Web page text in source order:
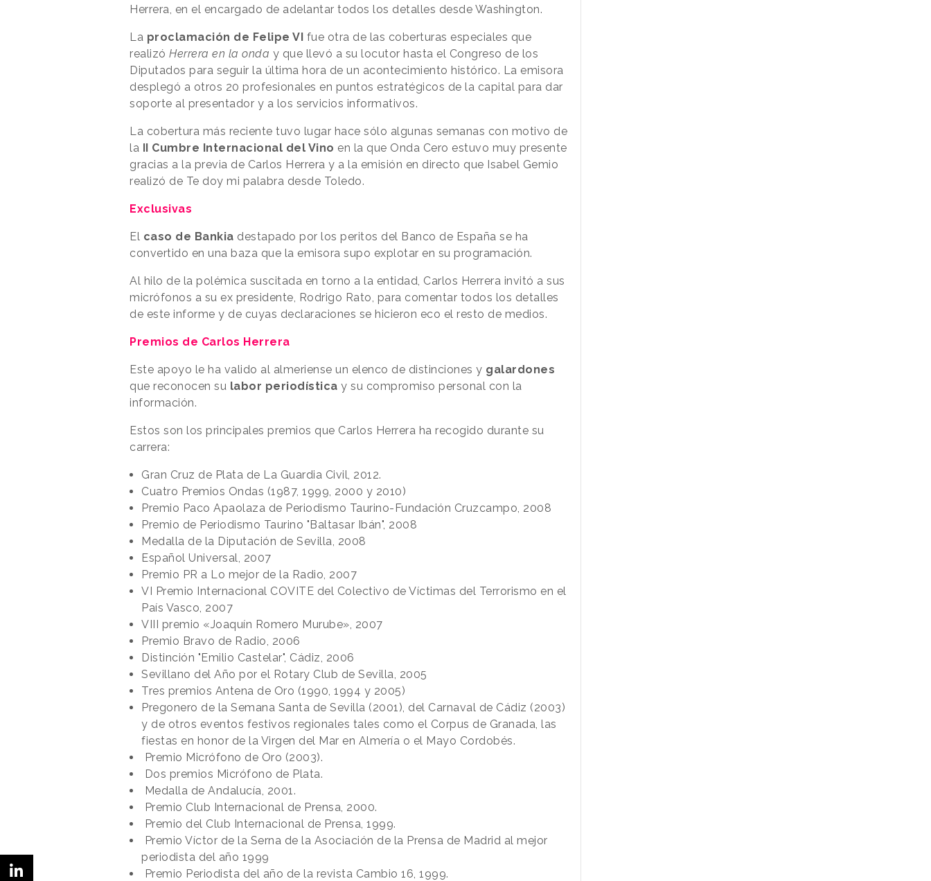
Herrera, en el encargado de adelantar todos los detalles desde Washington.
La proclamación de Felipe VI fue otra de las coberturas especiales que
realizó Herrera en la onda y que llevó a su locutor hasta el Congreso de los
Diputados para seguir la última hora de un acontecimiento histórico. La emisora
desplegó a otros 20 profesionales en puntos estratégicos de la capital para dar
soporte al presentador y a los servicios informativos.
La cobertura más reciente tuvo lugar hace sólo algunas semanas con motivo de
la II Cumbre Internacional del Vino en la que Onda Cero estuvo muy presente
gracias a la previa de Carlos Herrera y a la emisión en directo que Isabel Gemio
realizó de Te doy mi palabra desde Toledo.
Exclusivas
El caso de Bankia destapado por los peritos del Banco de España se ha
convertido en una baza que la emisora supo explotar en su programación.
Al hilo de la polémica suscitada en torno a la entidad, Carlos Herrera invitó a sus
micrófonos a su ex presidente, Rodrigo Rato, para comentar todos los detalles
de este informe y de cuyas declaraciones se hicieron eco el resto de medios.
Premios de Carlos Herrera
Este apoyo le ha valido al almeriense un elenco de distinciones y galardones
que reconocen su labor periodística y su compromiso personal con la
información.
Estos son los principales premios que Carlos Herrera ha recogido durante su
carrera:
Gran Cruz de Plata de La Guardia Civil, 2012.
Cuatro Premios Ondas (1987, 1999, 2000 y 2010)
Premio Paco Apaolaza de Periodismo Taurino-Fundación Cruzcampo, 2008
Premio de Periodismo Taurino "Baltasar Ibán", 2008
Medalla de la Diputación de Sevilla, 2008
Español Universal, 2007
Premio PR a Lo mejor de la Radio, 2007
VI Premio Internacional COVITE del Colectivo de Víctimas del Terrorismo en el
País Vasco, 2007
VIII premio «Joaquín Romero Murube», 2007
Premio Bravo de Radio, 2006
Distinción "Emilio Castelar", Cádiz, 2006
Sevillano del Año por el Rotary Club de Sevilla, 2005
Tres premios Antena de Oro (1990, 1994 y 2005)
Pregonero de la Semana Santa de Sevilla (2001), del Carnaval de Cádiz (2003)
y de otros eventos festivos regionales tales como el Corpus de Granada, las
fiestas en honor de la Virgen del Mar en Almería o el Mayo Cordobés.
Premio Micrófono de Oro (2003).
Dos premios Micrófono de Plata.
Medalla de Andalucía, 2001.
Premio Club Internacional de Prensa, 2000.
Premio del Club Internacional de Prensa, 1999.
Premio Víctor de la Serna de la Asociación de la Prensa de Madrid al mejor
periodista del año 1999
Premio Periodista del año de la revista Cambio 16, 1999.